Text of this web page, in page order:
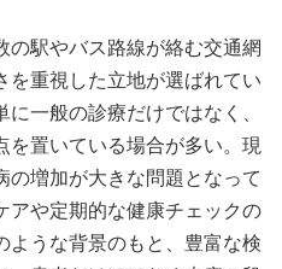
の駅やバス路線が絡む交通網
を重視した立地が選ばれてい
一般の診療だけではなく、
を置いている場合が多い。現
増加が大きな問題となって
アや定期的な健康チェックの
ような背景のもと、豊富な検